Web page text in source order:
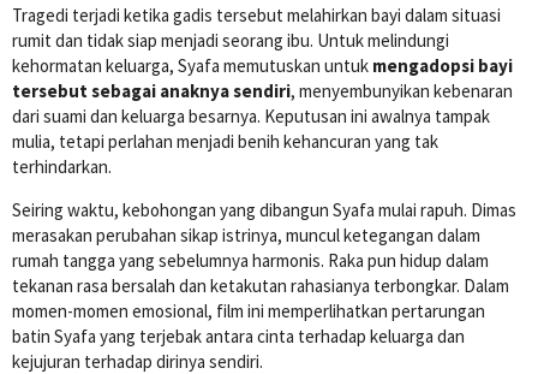
Tragedi terjadi ketika gadis tersebut melahirkan bayi dalam situasi
rumit dan tidak siap menjadi seorang ibu. Untuk melindungi
kehormatan keluarga, Syafa memutuskan untuk mengadopsi bayi
tersebut sebagai anaknya sendiri, menyembunyikan kebenaran
dari suami dan keluarga besarnya. Keputusan ini awalnya tampak
mulia, tetapi perlahan menjadi benih kehancuran yang tak
terhindarkan.
Seiring waktu, kebohongan yang dibangun Syafa mulai rapuh. Dimas
merasakan perubahan sikap istrinya, muncul ketegangan dalam
rumah tangga yang sebelumnya harmonis. Raka pun hidup dalam
tekanan rasa bersalah dan ketakutan rahasianya terbongkar. Dalam
momen-momen emosional, film ini memperlihatkan pertarungan
batin Syafa yang terjebak antara cinta terhadap keluarga dan
kejujuran terhadap dirinya sendiri.